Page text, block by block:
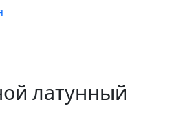
латунный